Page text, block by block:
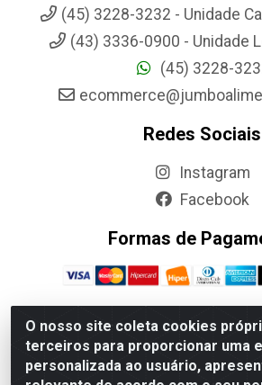
O nosso site coleta cookies
terceiros para proporcionar uma
personalizada ao usuário,
(45) 3228-3232 - Unidade
(43) 3336-0900 - Unidade
(45) 3228-
Redes Sociais
Instagram
Facebook
Formas de
Jumbo Alimentos Cascavel - Matriz - Rua
Santos Dumont, Cascavel-PR - CEP